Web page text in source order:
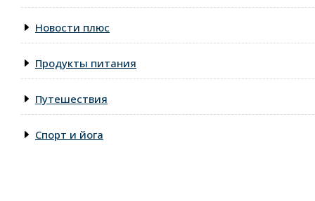
Новости плюс
Продукты питания
Путешествия
Спорт и йога